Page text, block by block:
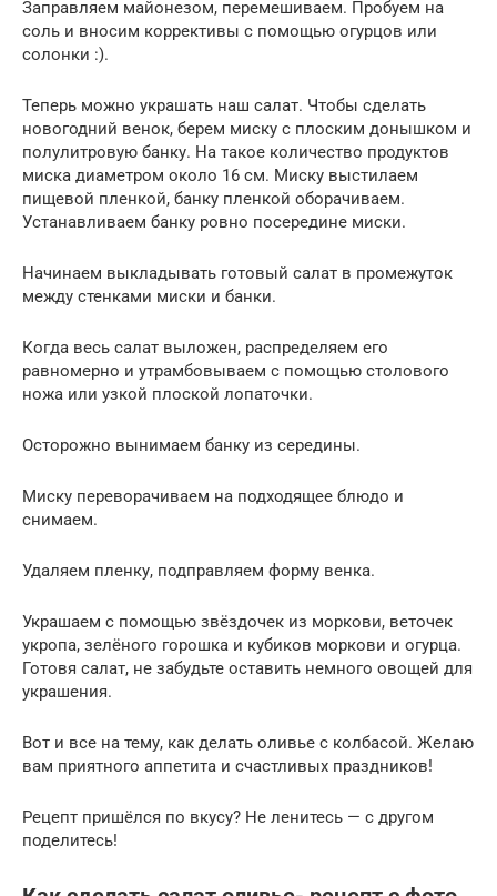
Заправляем майонезом, перемешиваем. Пробуем на
соль и вносим коррективы с помощью огурцов или
солонки :).
Теперь можно украшать наш салат. Чтобы сделать
новогодний венок, берем миску с плоским донышком и
полулитровую банку. На такое количество продуктов
миска диаметром около 16 см. Миску выстилаем
пищевой пленкой, банку пленкой оборачиваем.
Устанавливаем банку ровно посередине миски.
Начинаем выкладывать готовый салат в промежуток
между стенками миски и банки.
Когда весь салат выложен, распределяем его
равномерно и утрамбовываем с помощью столового
ножа или узкой плоской лопаточки.
Осторожно вынимаем банку из середины.
Миску переворачиваем на подходящее блюдо и
снимаем.
Удаляем пленку, подправляем форму венка.
Украшаем с помощью звёздочек из моркови, веточек
укропа, зелёного горошка и кубиков моркови и огурца.
Готовя салат, не забудьте оставить немного овощей для
украшения.
Вот и все на тему, как делать оливье с колбасой. Желаю
вам приятного аппетита и счастливых праздников!
Рецепт пришёлся по вкусу? Не ленитесь — с другом
поделитесь!